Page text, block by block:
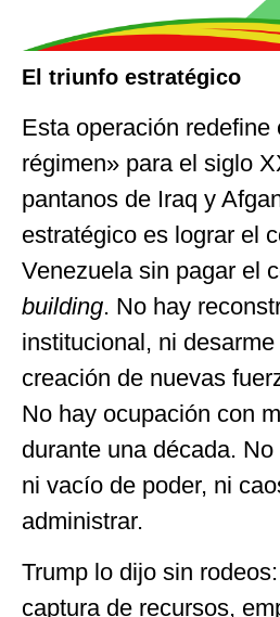
El triunfo estratégico
Esta operación redefine
régimen» para el siglo
pantanos de Iraq y
estratégico es lograr el
Venezuela sin pagar el
building. No hay
institucional, ni
creación de nuevas
No hay ocupación con
durante una década.
ni vacío de poder, ni
administrar.
Trump lo dijo sin
captura de recursos,